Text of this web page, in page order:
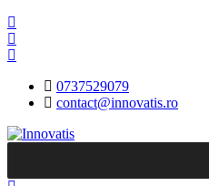
0737529079
contact@innovatis.ro